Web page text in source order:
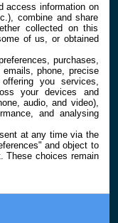
access information on
combine and share
collected on this
of us, or obtained
purchases,
phone, precise
you services,
your devices and
audio, and video),
and analysing
at any time via the
and object to
These choices remain